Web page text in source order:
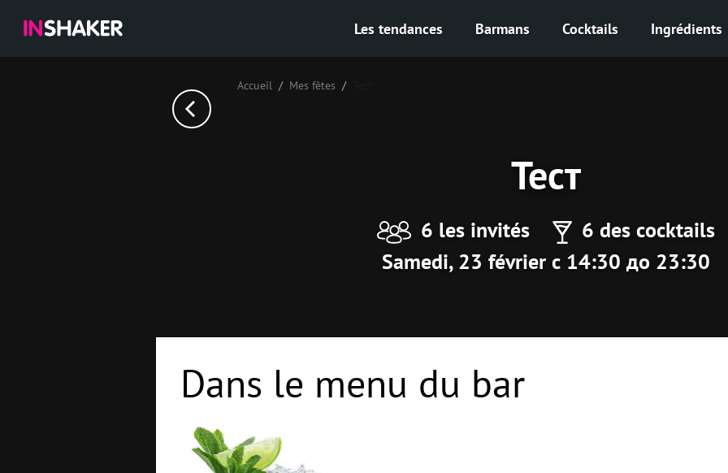
Les tendances Barmans Cocktails Ingrédients
Accueil Mes fêtes
Тест
6 les invités
6 des cocktails
Samedi, 23 février с 14:30 до 23:30
Dans le menu du bar